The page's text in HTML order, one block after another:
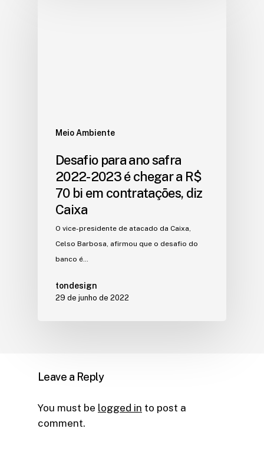
Meio Ambiente
Desafio para ano safra
2022-2023 é chegar a R$
70 bi em contratações, diz
Caixa
O vice-presidente de atacado da Caixa,
Celso Barbosa, afirmou que o desafio do
banco é…
tondesign
29 de junho de 2022
Leave a Reply
You must be logged in to post a
comment.